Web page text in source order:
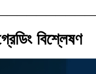
বিশ্লেষণ